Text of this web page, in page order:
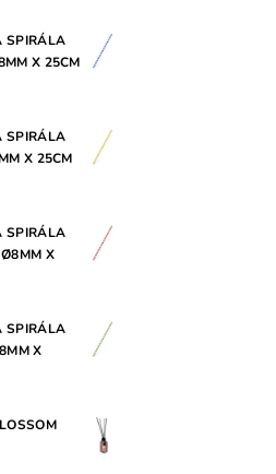
SPIRÁLA
X 25CM
SPIRÁLA
X 25CM
SPIRÁLA
X
SPIRÁLA
X